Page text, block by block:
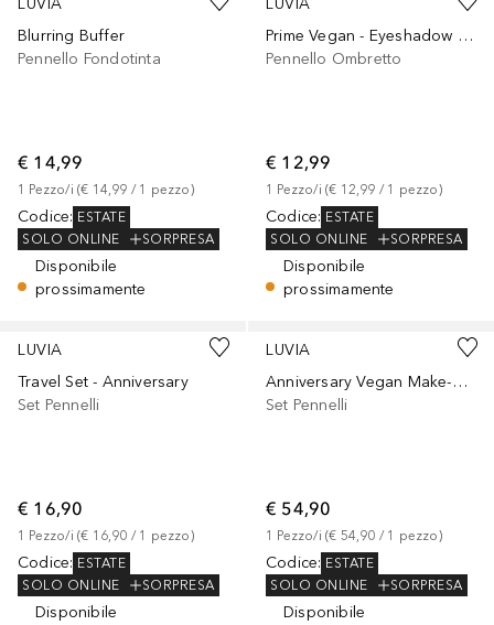
LUVIA
Blurring Buffer
Pennello Fondotinta
€ 14,99
1 Pezzo/i (€ 14,99 / 1 pezzo)
Codice: ESTATE
SOLO ONLINE
SORPRESA
Disponibile
prossimamente
LUVIA
Prime Vegan - Eyeshadow Brush #5
Pennello Ombretto
€ 12,99
1 Pezzo/i (€ 12,99 / 1 pezzo)
Codice: ESTATE
SOLO ONLINE
SORPRESA
Disponibile
prossimamente
LUVIA
Travel Set - Anniversary
Set Pennelli
€ 16,90
1 Pezzo/i (€ 16,90 / 1 pezzo)
Codice: ESTATE
SOLO ONLINE
SORPRESA
Disponibile
LUVIA
Anniversary Vegan Make-Up Brush Set
Set Pennelli
€ 54,90
1 Pezzo/i (€ 54,90 / 1 pezzo)
Codice: ESTATE
SOLO ONLINE
SORPRESA
Disponibile